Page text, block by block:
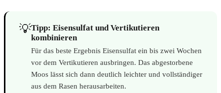
💡Tipp: Eisensulfat und Vertikutieren
kombinieren
Für das beste Ergebnis Eisensulfat ein bis zwei Wochen
vor dem Vertikutieren ausbringen. Das abgestorbene
Moos lässt sich dann deutlich leichter und vollständiger
aus dem Rasen herausarbeiten.